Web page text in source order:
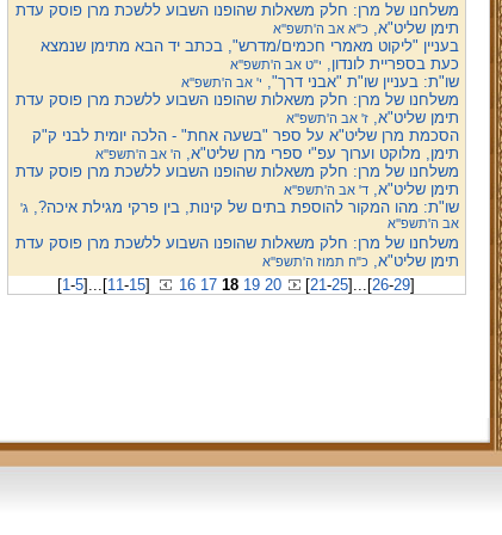
משלחנו של מרן: חלק משאלות שהופנו השבוע ללשכת מרן פוסק עדת
תימן שליט"א,כ"א אב ה'תשפ''א
בעניין "ליקוט מאמרי חכמים/מדרש", בכתב יד הבא מתימן שנמצא
כעת בספריית לונדון, י"ט אב ה'תשפ''א
שו"ת: בעניין שו"ת "אבני דרך", י' אב ה'תשפ''א
משלחנו של מרן: חלק משאלות שהופנו השבוע ללשכת מרן פוסק עדת
תימן שליט"א,ז' אב ה'תשפ''א
הסכמת מרן שליט"א על ספר "בשעה אחת" - הלכה יומית לבני ק"ק
תימן, מלוקט וערוך עפ"י ספרי מרן שליט"א, ה' אב ה'תשפ''א
משלחנו של מרן: חלק משאלות שהופנו השבוע ללשכת מרן פוסק עדת
תימן שליט"א,ד' אב ה'תשפ''א
שו"ת: מהו המקור להוספת בתים של קינות, בין פרקי מגילת איכה?,ג'
אב ה'תשפ''א
משלחנו של מרן: חלק משאלות שהופנו השבוע ללשכת מרן פוסק עדת
תימן שליט"א,כ"ח תמוז ה'תשפ''א
[1-5] ... [11-15] 16 17 18 19 20 [21-25] ... [26-29]